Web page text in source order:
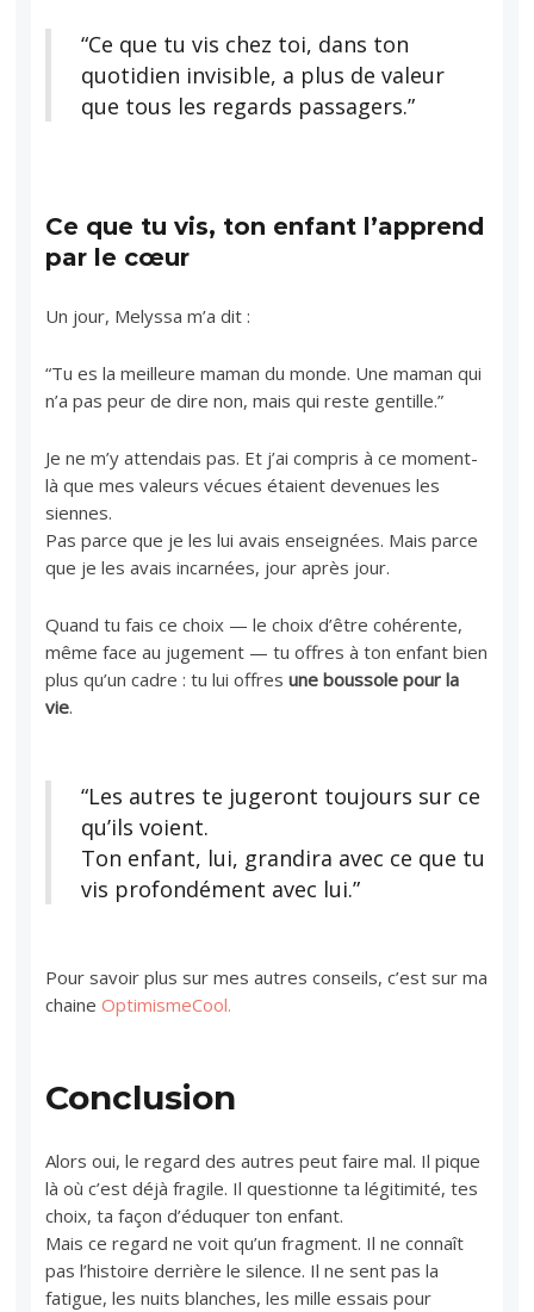
“Ce que tu vis chez toi, dans ton
quotidien invisible, a plus de valeur
que tous les regards passagers.”
Ce que tu vis, ton enfant l’apprend
par le cœur
Un jour, Melyssa m’a dit :
“Tu es la meilleure maman du monde. Une maman qui
n’a pas peur de dire non, mais qui reste gentille.”
Je ne m’y attendais pas. Et j’ai compris à ce moment-
là que mes valeurs vécues étaient devenues les
siennes.
Pas parce que je les lui avais enseignées. Mais parce
que je les avais incarnées, jour après jour.
Quand tu fais ce choix — le choix d’être cohérente,
même face au jugement — tu offres à ton enfant bien
plus qu’un cadre : tu lui offresune boussole pour la
vie.
“Les autres te jugeront toujours sur ce
qu’ils voient.
Ton enfant, lui, grandira avec ce que tu
vis profondément avec lui.”
Pour savoir plus sur mes autres conseils, c’est sur ma
chaineOptimismeCool.
Conclusion
Alors oui, le regard des autres peut faire mal. Il pique
là où c’est déjà fragile. Il questionne ta légitimité, tes
choix, ta façon d’éduquer ton enfant.
Mais ce regard ne voit qu’un fragment. Il ne connaît
pas l’histoire derrière le silence. Il ne sent pas la
fatigue, les nuits blanches, les mille essais pour